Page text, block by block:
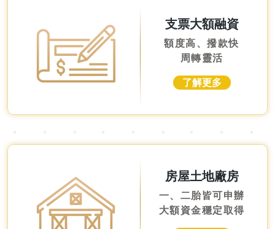
支票大額融資
額度高、撥款快
周轉靈活
了解更多
房屋土地廠房
一、二胎皆可申辦
大額資金穩定取得